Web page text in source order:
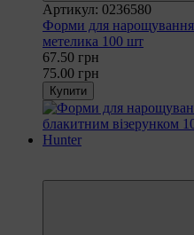
Артикул: 0236580
Форми для нарощування
метелика 100 шт
67.50 грн
75.00 грн
Купити